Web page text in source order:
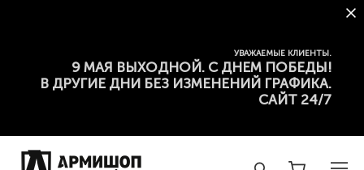
УВАЖАЕМЫЕ КЛИЕНТЫ.
9 МАЯ ВЫХОДНОЙ. С ДНЕМ ПОБЕДЫ!
В ДРУГИЕ ДНИ БЕЗ ИЗМЕНЕНИЙ ГРАФИКА.
САЙТ 24/7